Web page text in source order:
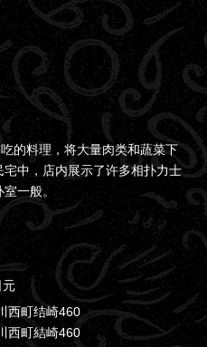
的料理，将大量肉类和蔬菜下
中，店内展示了许多相扑力士
一般。
元
西町结崎460
西町結崎460